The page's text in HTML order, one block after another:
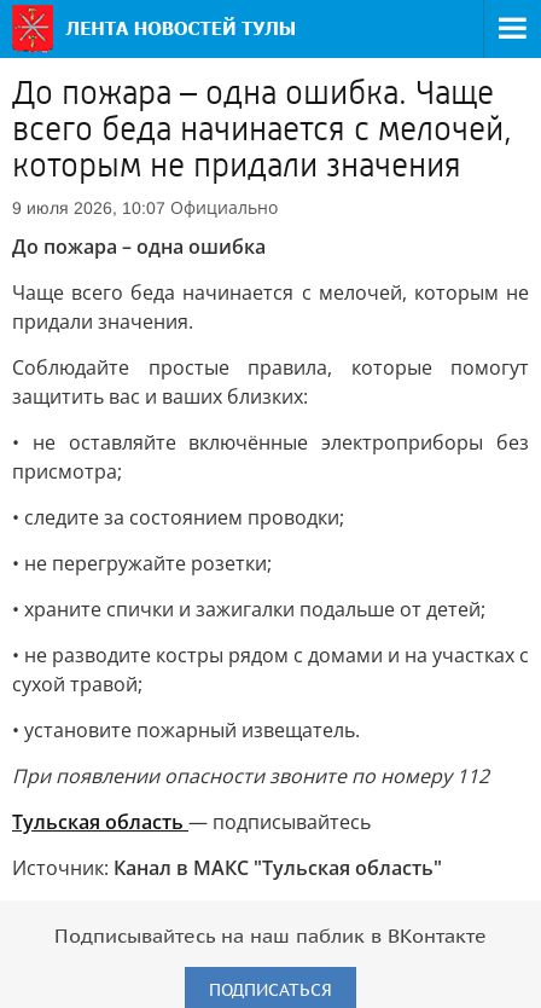
До пожара – одна ошибка. Чаще
всего беда начинается с мелочей,
которым не придали значения
9 июля 2026, 10:07 Официально
До пожара – одна ошибка
Чаще всего беда начинается с мелочей, которым не
придали значения.
Соблюдайте простые правила, которые помогут
защитить вас и ваших близких:
• не оставляйте включённые электроприборы без
присмотра;
• следите за состоянием проводки;
• не перегружайте розетки;
• храните спички и зажигалки подальше от детей;
• не разводите костры рядом с домами и на участках с
сухой травой;
• установите пожарный извещатель.
При появлении опасности звоните по номеру 112
Тульская область — подписывайтесь
Источник: Канал в МАКС "Тульская область"
Подписывайтесь на наш паблик в ВКонтакте
ПОДПИСАТЬСЯ